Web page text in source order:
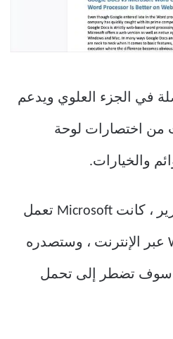
في الجزء العلوي ويدعم
من اختصارات لوحة
والخيارات.
في وقت كتابة هذا التقرير ، كانت Microsoft تعمل
على إعادة تصميم Word عبر الإنترنت ، وستصدره
، سوف تضطر إلى تحمل